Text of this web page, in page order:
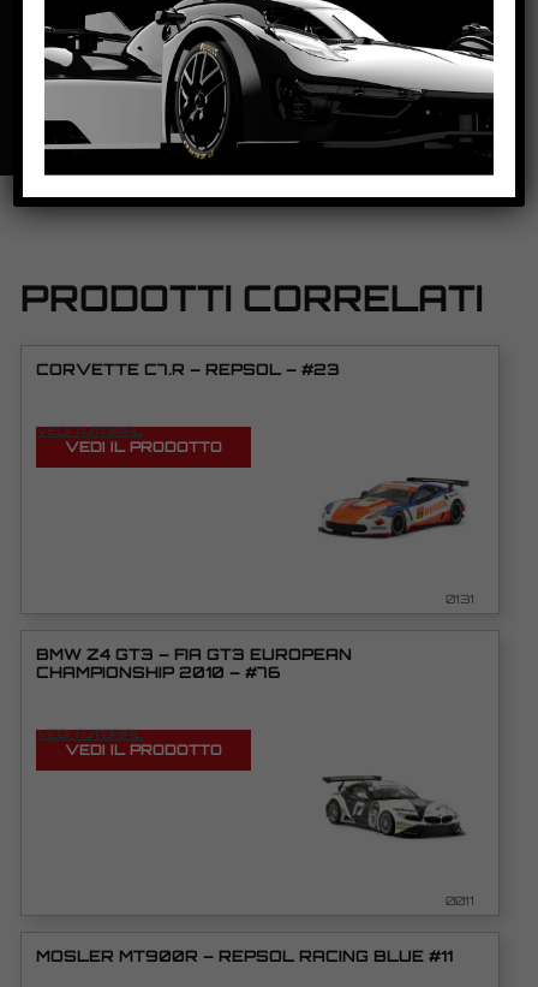
SCHEDA TECNICA
PRODOTTI CORRELATI
CORVETTE C7.R – REPSOL – #23
VEDI TUTORIAL
VEDI IL PRODOTTO
0131
BMW Z4 GT3 – FIA GT3 EUROPEAN
CHAMPIONSHIP 2010 – #76
VEDI TUTORIAL
VEDI IL PRODOTTO
0011
MOSLER MT900R – REPSOL RACING BLUE #11